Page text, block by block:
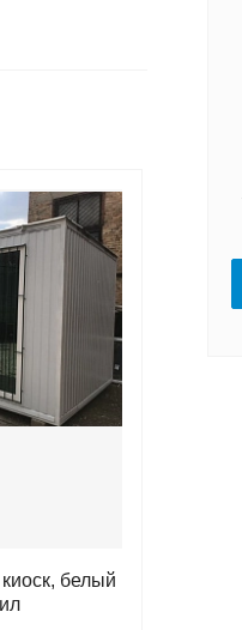
белый